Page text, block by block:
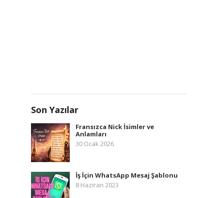
Son Yazılar
Fransızca Nick İsimler ve
Anlamları
30 Ocak 2026
İş İçin WhatsApp Mesaj Şablonu
8 Haziran 2023